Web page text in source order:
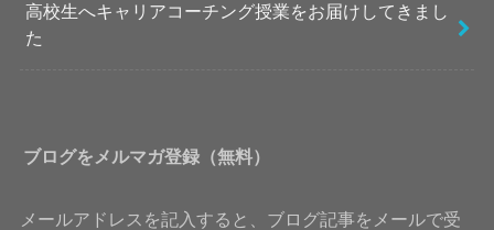
高校生へキャリアコーチング授業をお届けしてきまし
た
ブログをメルマガ登録（無料）
メールアドレスを記入すると、ブログ記事をメールで受